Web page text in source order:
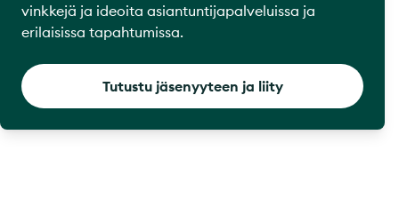
vinkkejä ja ideoita asiantuntijapalveluissa ja
erilaisissa tapahtumissa.
Tutustu jäsenyyteen ja liity